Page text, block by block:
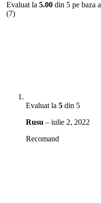
Evaluat la 5.00 din 5 pe baza a
(7)
Evaluat la 5 din 5
Rusu – iulie 2, 2022
Recomand